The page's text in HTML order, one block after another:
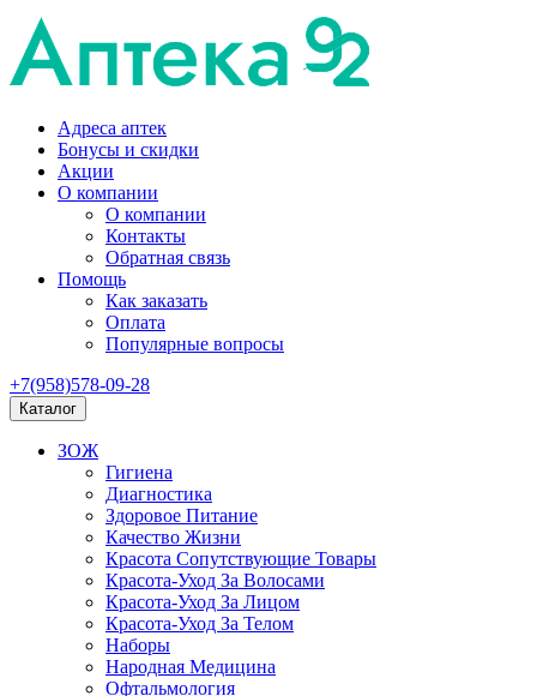
Адреса аптек
Бонусы и скидки
Акции
О компании
О компании
Контакты
Обратная связь
Помощь
Как заказать
Оплата
Популярные вопросы
+7(958)578-09-28
Каталог
ЗОЖ
Гигиена
Диагностика
Здоровое Питание
Качество Жизни
Красота Сопутствующие Товары
Красота-Уход За Волосами
Красота-Уход За Лицом
Красота-Уход За Телом
Наборы
Народная Медицина
Офтальмология